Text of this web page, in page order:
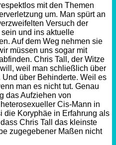
mit den Themen
um. Man spürt an
Versuch der
und ins aktuelle
Auf dem Weg nehmen sie
müssen uns sogar mit
Chris Tall , der Witze
weil man schließlich über
über Behinderte. Weil es
man es nicht tut. Genau
das Aufziehen von
Cis-Mann in
die Koryphäe in Erfahrung als
Chris Tall
das kleinste
zugegebener Maßen nicht